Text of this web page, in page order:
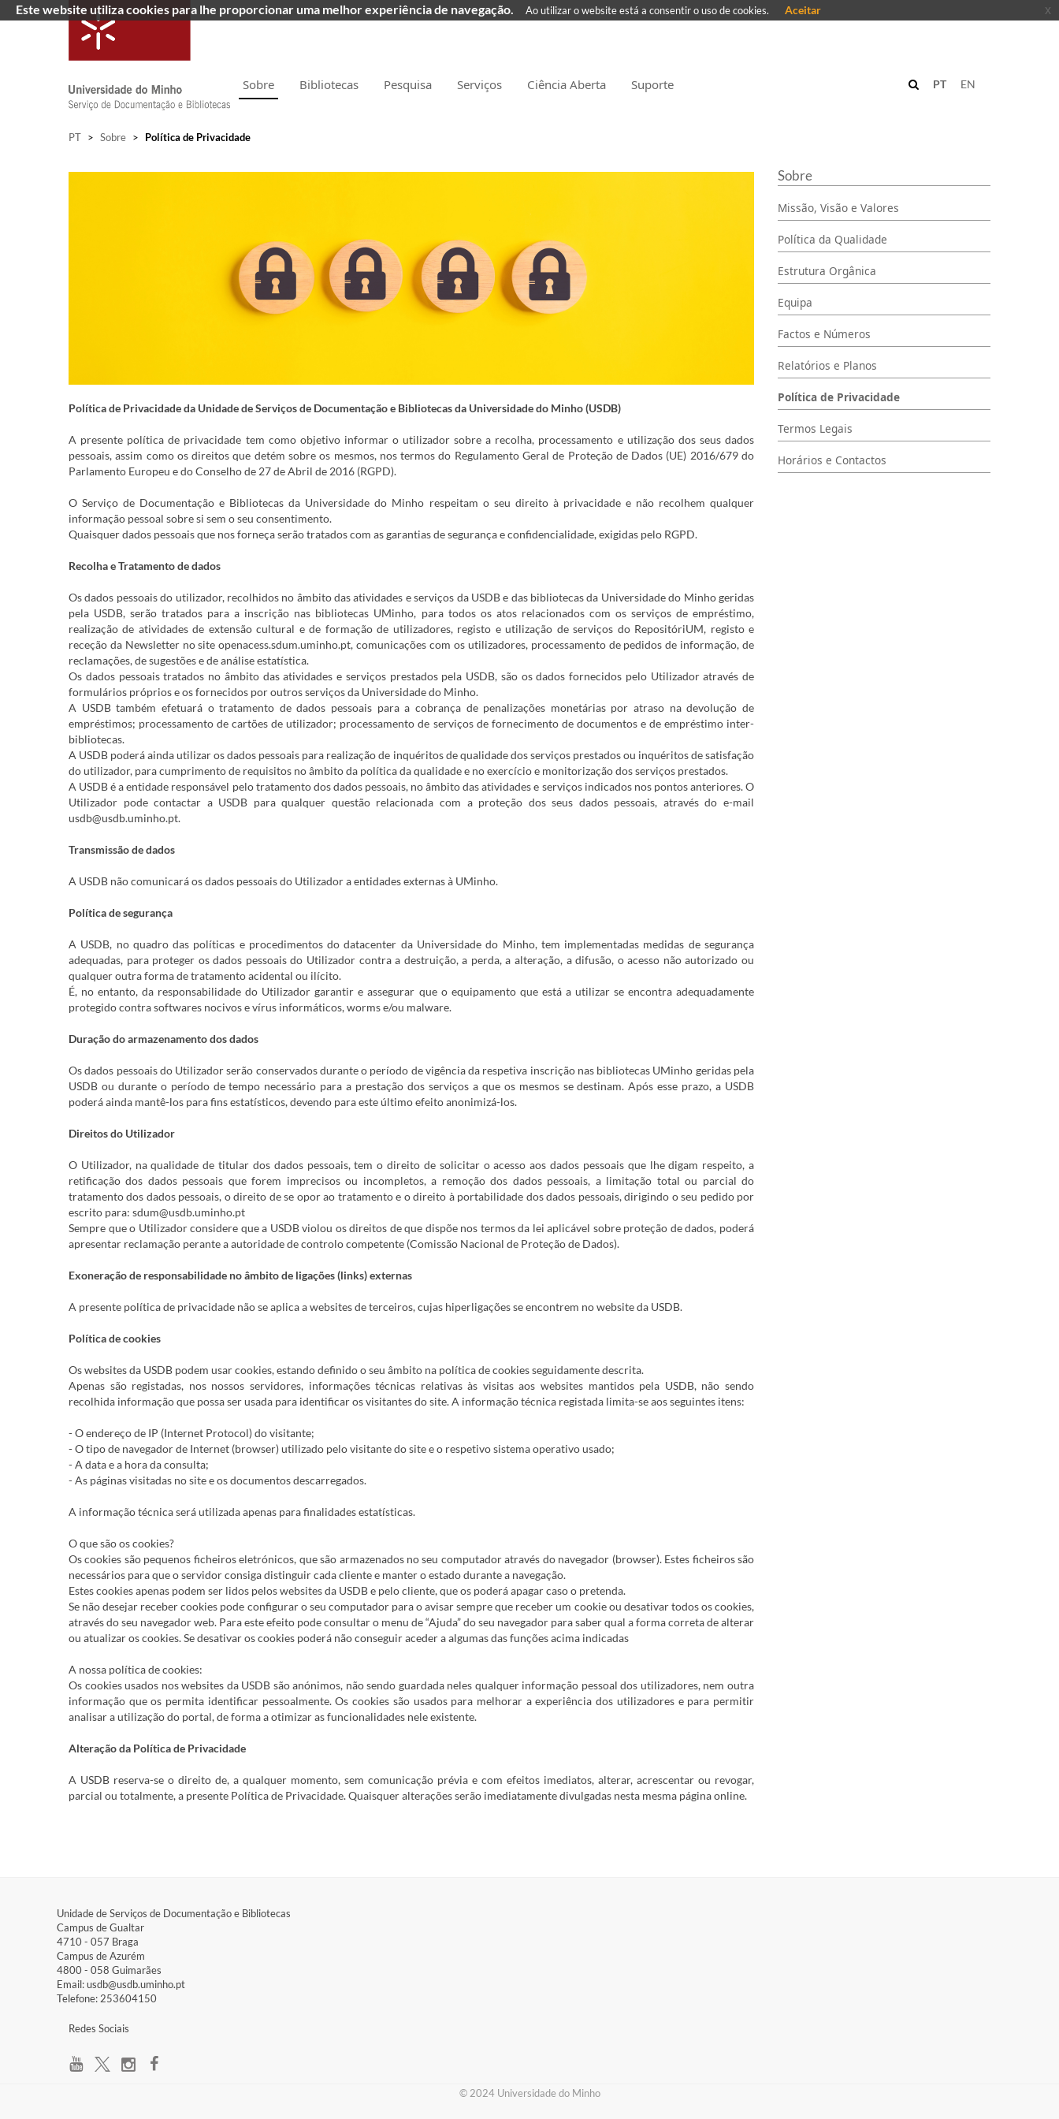
Sobre Bibliotecas Pesquisa Serviços Ciência Aberta Suporte EN
PT
PT > Sobre > Política de Privacidade
Política de Privacidade da Unidade de Serviços de Documentação e Bibliotecas da Universidade do Minho (USDB)
A presente política de privacidade tem como objetivo informar o utilizador sobre a recolha, processamento e utilização dos seus dados
pessoais, assim como os direitos que detém sobre os mesmos, nos termos do Regulamento Geral de Proteção de Dados (UE) 2016/679 do
Parlamento Europeu e do Conselho de 27 de Abril de 2016 (RGPD).
O Serviço de Documentação e Bibliotecas da Universidade do Minho respeitam o seu direito à privacidade e não recolhem qualquer
informação pessoal sobre si sem o seu consentimento.
Quaisquer dados pessoais que nos forneça serão tratados com as garantias de segurança e confidencialidade, exigidas pelo RGPD.
Recolha e Tratamento de dados
Os dados pessoais do utilizador, recolhidos no âmbito das atividades e serviços da USDB e das bibliotecas da Universidade do Minho geridas
pela USDB, serão tratados para a inscrição nas bibliotecas UMinho, para todos os atos relacionados com os serviços de empréstimo,
realização de atividades de extensão cultural e de formação de utilizadores, registo e utilização de serviços do RepositóriUM, registo e
receção da Newsletter no site openacess.sdum.uminho.pt, comunicações com os utilizadores, processamento de pedidos de informação, de
reclamações, de sugestões e de análise estatística.
Os dados pessoais tratados no âmbito das atividades e serviços prestados pela USDB, são os dados fornecidos pelo Utilizador através de
formulários próprios e os fornecidos por outros serviços da Universidade do Minho.
A USDB também efetuará o tratamento de dados pessoais para a cobrança de penalizações monetárias por atraso na devolução de
empréstimos; processamento de cartões de utilizador; processamento de serviços de fornecimento de documentos e de empréstimo inter-
bibliotecas.
A USDB poderá ainda utilizar os dados pessoais para realização de inquéritos de qualidade dos serviços prestados ou inquéritos de satisfação
do utilizador, para cumprimento de requisitos no âmbito da política da qualidade e no exercício e monitorização dos serviços prestados.
A USDB é a entidade responsável pelo tratamento dos dados pessoais, no âmbito das atividades e serviços indicados nos pontos anteriores. O
Utilizador pode contactar a USDB para qualquer questão relacionada com a proteção dos seus dados pessoais, através do e-mail
usdb@usdb.uminho.pt.
Transmissão de dados
A USDB não comunicará os dados pessoais do Utilizador a entidades externas à UMinho.
Política de segurança
A USDB, no quadro das políticas e procedimentos do datacenter da Universidade do Minho, tem implementadas medidas de segurança
adequadas, para proteger os dados pessoais do Utilizador contra a destruição, a perda, a alteração, a difusão, o acesso não autorizado ou
qualquer outra forma de tratamento acidental ou ilícito.
É, no entanto, da responsabilidade do Utilizador garantir e assegurar que o equipamento que está a utilizar se encontra adequadamente
protegido contra softwares nocivos e vírus informáticos, worms e/ou malware.
Duração do armazenamento dos dados
Os dados pessoais do Utilizador serão conservados durante o período de vigência da respetiva inscrição nas bibliotecas UMinho geridas pela
USDB ou durante o período de tempo necessário para a prestação dos serviços a que os mesmos se destinam. Após esse prazo, a USDB
poderá ainda mantê-los para fins estatísticos, devendo para este último efeito anonimizá-los.
Direitos do Utilizador
O Utilizador, na qualidade de titular dos dados pessoais, tem o direito de solicitar o acesso aos dados pessoais que lhe digam respeito, a
retificação dos dados pessoais que forem imprecisos ou incompletos, a remoção dos dados pessoais, a limitação total ou parcial do
tratamento dos dados pessoais, o direito de se opor ao tratamento e o direito à portabilidade dos dados pessoais, dirigindo o seu pedido por
escrito para: sdum@usdb.uminho.pt
Sempre que o Utilizador considere que a USDB violou os direitos de que dispõe nos termos da lei aplicável sobre proteção de dados, poderá
apresentar reclamação perante a autoridade de controlo competente (Comissão Nacional de Proteção de Dados).
Exoneração de responsabilidade no âmbito de ligações (links) externas
A presente política de privacidade não se aplica a websites de terceiros, cujas hiperligações se encontrem no website da USDB.
Política de cookies
Os websites da USDB podem usar cookies, estando definido o seu âmbito na política de cookies seguidamente descrita.
Apenas são registadas, nos nossos servidores, informações técnicas relativas às visitas aos websites mantidos pela USDB, não sendo
recolhida informação que possa ser usada para identificar os visitantes do site. A informação técnica registada limita-se aos seguintes itens:
- O endereço de IP (Internet Protocol) do visitante;
- O tipo de navegador de Internet (browser) utilizado pelo visitante do site e o respetivo sistema operativo usado;
- A data e a hora da consulta;
- As páginas visitadas no site e os documentos descarregados.
A informação técnica será utilizada apenas para finalidades estatísticas.
O que são os cookies?
Os cookies são pequenos ficheiros eletrónicos, que são armazenados no seu computador através do navegador (browser). Estes ficheiros são
necessários para que o servidor consiga distinguir cada cliente e manter o estado durante a navegação.
Estes cookies apenas podem ser lidos pelos websites da USDB e pelo cliente, que os poderá apagar caso o pretenda.
Se não desejar receber cookies pode configurar o seu computador para o avisar sempre que receber um cookie ou desativar todos os cookies,
através do seu navegador web. Para este efeito pode consultar o menu de “Ajuda” do seu navegador para saber qual a forma correta de alterar
ou atualizar os cookies. Se desativar os cookies poderá não conseguir aceder a algumas das funções acima indicadas
A nossa política de cookies:
Os cookies usados nos websites da USDB são anónimos, não sendo guardada neles qualquer informação pessoal dos utilizadores, nem outra
informação que os permita identificar pessoalmente. Os cookies são usados para melhorar a experiência dos utilizadores e para permitir
analisar a utilização do portal, de forma a otimizar as funcionalidades nele existente.
Alteração da Política de Privacidade
A USDB reserva-se o direito de, a qualquer momento, sem comunicação prévia e com efeitos imediatos, alterar, acrescentar ou revogar,
parcial ou totalmente, a presente Política de Privacidade. Quaisquer alterações serão imediatamente divulgadas nesta mesma página online.
Sobre
Missão, Visão e Valores
Política da Qualidade
Estrutura Orgânica
Equipa
Factos e Números
Relatórios e Planos
Política de Privacidade
Termos Legais
Horários e Contactos
Unidade de Serviços de Documentação e Bibliotecas
Campus de Gualtar​
4710 - ​057 Braga
Campus de Azurém​
4800 - ​058 Guimarães
Email: usdb@usdb.uminho.pt
Telefone: 253604150
​Redes Sociais
​© 2024 Universidade do Minho​
Este website utiliza cookies para lhe proporcionar uma melhor experiência de navegação. Ao utilizar o website está a consentir o uso de cookies. Aceitar x